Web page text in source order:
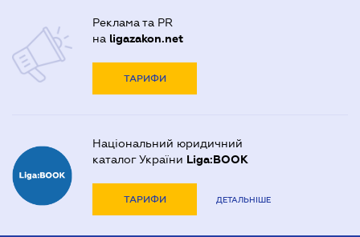
Реклама та PR
на ligazakon.net
ТАРИФИ
Національний юридичний
каталог України Liga:BOOK
ТАРИФИ ДЕТАЛЬНІШЕ